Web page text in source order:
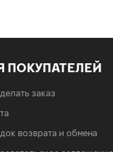
15 800
ПОКУПАТЕЛЕЙ
заказ
возврата и обмена